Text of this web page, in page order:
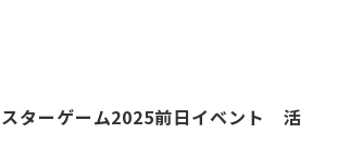
ターゲーム2025前日イベント 活